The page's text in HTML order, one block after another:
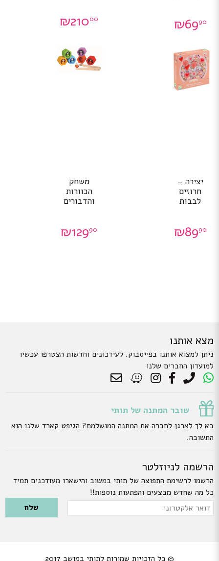
₪6990
₪21000
יצירה –
חרוזים
לבבות
₪8990
משחק
הכוורות
והדבורים
₪12990
מצא אותנו
ניתן למצוא אותנו בפייסבוק. לעידכונים וחדשות הצטרפו עכשיו
למועדון החברים שלנו
שובר המתנה של תותי
בא לך לארגן לחברה את המתנה המושלמת? הגיפט קארד שלנו הוא
התשובה.
הרשמה לניוזלטר
הרשמו לרשימת התפוצה של תותי במשוב והישארו מעודכנים תמיד
כל מה שחדש מבצעים והפתעות נוספות!!
Please leave this field empty.
דואר
© כל הזכויות שמורות לתותי במושב 2017